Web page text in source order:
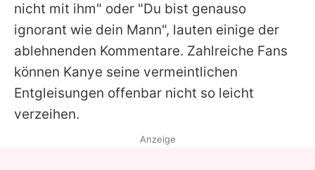
nicht mit ihm" oder "Du bist genauso
ignorant wie dein Mann", lauten einige der
ablehnenden Kommentare. Zahlreiche Fans
können Kanye seine vermeintlichen
Entgleisungen offenbar nicht so leicht
verzeihen.
Anzeige